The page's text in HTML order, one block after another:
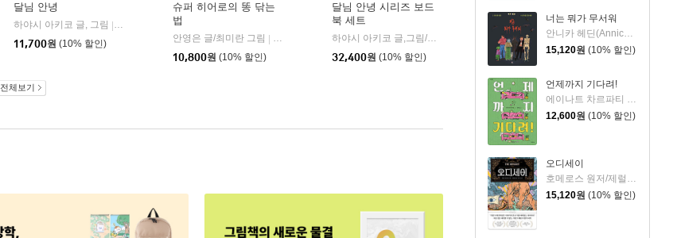
너는 뭐가 무서워
안니카 헤딘(Annica Hedin) 글/한나 클린타게 (Hanna Klinthage) 그림
15,120원 (10% 할인)
언제까지 기다려!
에이나트 차르파티 글그림/정재원 역
12,600원 (10% 할인)
오디세이
호메로스 원저/제럴딘 매코크런 글/김재용 역/장시은 감수
15,120원 (10% 할인)
| 토토북
달님 안녕
하야시 아키코 글, 그림
한림출판사
11,700원 (10% 할인)
슈퍼 히어로의 똥 닦는
법
안영은 글/최미란 그림
책읽는곰
10,800원 (10% 할인)
달님 안녕 시리즈 보드
북 세트
하야시 아키코 글,그림/이영준 역
한림출판사
32,400원 (10% 할인)
전체보기